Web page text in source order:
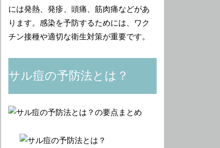
には発熱、発疹、頭痛、筋肉痛などがあ
ります。感染を予防するためには、ワク
チン接種や適切な衛生対策が重要です。
サル痘の予防法とは？